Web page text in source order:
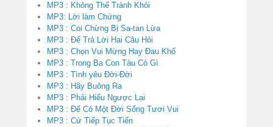
MP3 : Không Thể Tránh Khỏi
MP3: Lời làm Chứng
MP3 : Coi Chừng Bị Sa-tan Lừa
MP3 : Để Trả Lời Hai Câu Hỏi
MP3 : Chọn Vui Mừng Hay Đau Khổ
MP3 : Trong Ba Con Tàu Có Gì
MP3 : Tình yêu Đời-Đời
MP3 : Hãy Buông Ra
MP3 : Phải Hiểu Ngược Lại
MP3 : Để Có Một Đời Sống Tươi Vui
MP3 : Cứ Tiếp Tục Tiến